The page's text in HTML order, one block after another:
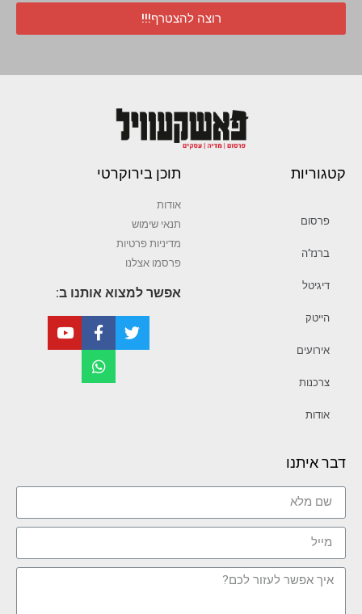
רוצה להצטרף!!!
קטגוריות
פרסום
ברנז’ה
דיגיטל
הייטק
אירועים
צרכנות
אודות
תוכן בירוקרטי
אודות
תנאי שימוש
מדיניות פרטיות
פרסמו אצלנו
אפשר למצוא אותנו ב:
דבר איתנו